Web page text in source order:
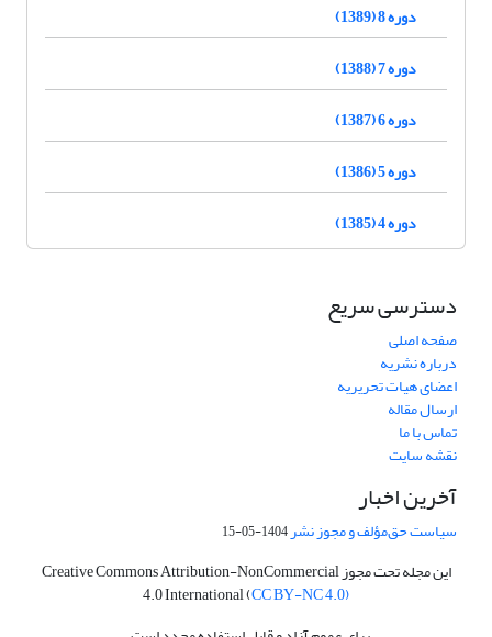
دوره 8 (1389)
دوره 7 (1388)
دوره 6 (1387)
دوره 5 (1386)
دوره 4 (1385)
دسترسی سریع
صفحه اصلی
درباره نشریه
اعضای هیات تحریریه
ارسال مقاله
تماس با ما
نقشه سایت
آخرین اخبار
سیاست حق‌مؤلف و مجوز نشر1404-05-15
این مجله تحت مجوز Creative Commons Attribution-NonCommercial
4.0 International (CC BY-NC 4.0)